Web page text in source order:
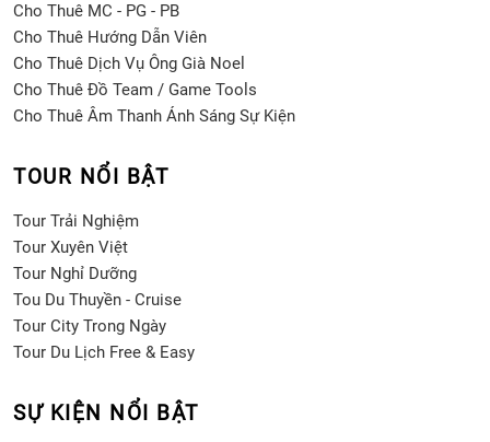
Cho Thuê MC - PG - PB
Cho Thuê Hướng Dẫn Viên
Cho Thuê Dịch Vụ Ông Già Noel
Cho Thuê Đồ Team / Game Tools
Cho Thuê Âm Thanh Ánh Sáng Sự Kiện
TOUR NỔI BẬT
Tour Trải Nghiệm
Tour Xuyên Việt
Tour Nghỉ Dưỡng
Tou Du Thuyền - Cruise
Tour City Trong Ngày
Tour Du Lịch Free & Easy
SỰ KIỆN NỔI BẬT